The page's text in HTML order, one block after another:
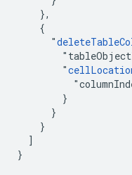
    },
    {
      "
        "
        }
      }
    }
  ]
}